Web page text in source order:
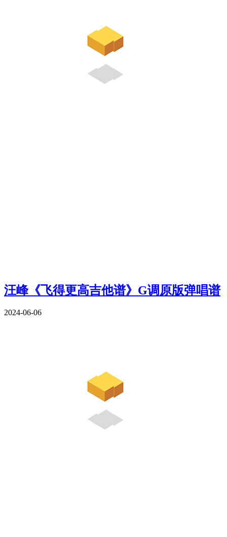
汪峰《飞得更高吉他谱》G调原版弹唱谱
2024-06-06